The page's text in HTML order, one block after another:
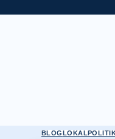
BLOGLOKAL